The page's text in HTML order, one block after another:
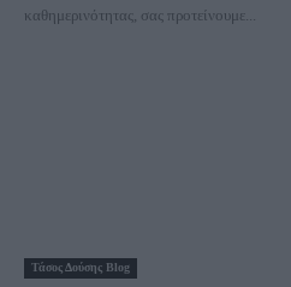
καθημερινότητας, σας προτείνουμε...
Τάσος Δούσης Blog